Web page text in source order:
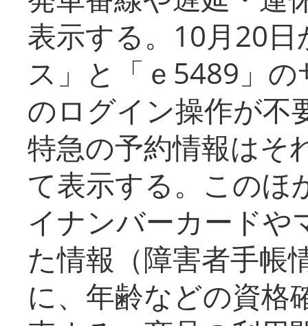
表示する。10月20
ス」と「ｅ5489」
のログイン操作が不
特急の予約情報はそ
て表示する。このほ
イナンバーカードや
た情報（障害者手帳
に、年齢などの資格